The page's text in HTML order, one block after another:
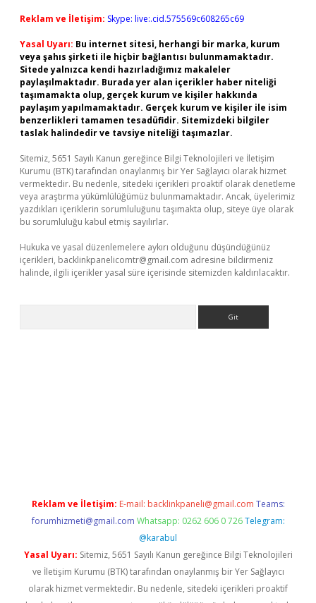
Reklam ve İletişim: Skype: live:.cid.575569c608265c69
Yasal Uyarı: Bu internet sitesi, herhangi bir marka, kurum
veya şahıs şirketi ile hiçbir bağlantısı bulunmamaktadır.
Sitede yalnızca kendi hazırladığımız makaleler
paylaşılmaktadır. Burada yer alan içerikler haber niteliği
taşımamakta olup, gerçek kurum ve kişiler hakkında
paylaşım yapılmamaktadır. Gerçek kurum ve kişiler ile isim
benzerlikleri tamamen tesadüfidir. Sitemizdeki bilgiler
taslak halindedir ve tavsiye niteliği taşımazlar.
Sitemiz, 5651 Sayılı Kanun gereğince Bilgi Teknolojileri ve İletişim
Kurumu (BTK) tarafından onaylanmış bir Yer Sağlayıcı olarak hizmet
vermektedir. Bu nedenle, sitedeki içerikleri proaktif olarak denetleme
veya araştırma yükümlülüğümüz bulunmamaktadır. Ancak, üyelerimiz
yazdıkları içeriklerin sorumluluğunu taşımakta olup, siteye üye olarak
bu sorumluluğu kabul etmiş sayılırlar.
Hukuka ve yasal düzenlemelere aykırı olduğunu düşündüğünüz
içerikleri, backlinkpanelicomtr@gmail.com adresine bildirmeniz
halinde, ilgili içerikler yasal süre içerisinde sitemizden kaldırılacaktır.
Reklam ve İletişim: E-mail: backlinkpaneli@gmail.com Teams:
forumhizmeti@gmail.com Whatsapp: 0262 606 0 726 Telegram:
@karabul
Yasal Uyarı: Sitemiz, 5651 Sayılı Kanun gereğince Bilgi Teknolojileri
ve İletişim Kurumu (BTK) tarafından onaylanmış bir Yer Sağlayıcı
olarak hizmet vermektedir. Bu nedenle, sitedeki içerikleri proaktif